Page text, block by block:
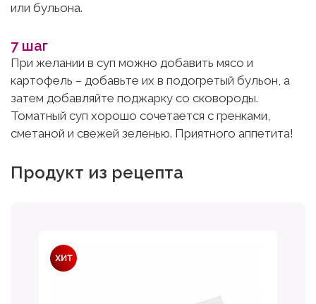
или бульона.
7 шаг
При желании в суп можно добавить мясо и
картофель – добавьте их в подогретый бульон, а
затем добавляйте поджарку со сковороды.
Томатный суп хорошо сочетается с гренками,
сметаной и свежей зеленью. Приятного аппетита!
Продукт из рецепта